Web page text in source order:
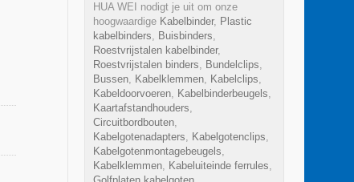
HUA WEI nodigt je uit om onze
hoogwaardige Kabelbinder, Plastic
kabelbinders, Buisbinders,
Roestvrijstalen kabelbinder,
Roestvrijstalen binders, Bundelclips,
Bussen, Kabelklemmen, Kabelclips,
Kabeldoorvoeren, Kabelbinderbeugels,
Kaartafstandhouders,
Circuitbordbouten,
Kabelgotenadapters, Kabelgotenclips,
Kabelgotenmontagebeugels,
Kabelklemmen, Kabeluiteinde ferrules,